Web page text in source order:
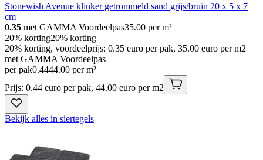
Stonewish Avenue klinker getrommeld sand grijs/bruin 20 x 5 x 7
cm
0.35 met GAMMA Voordeelpas35.00 per m²
20% korting20% korting
20% korting, voordeelprijs: 0.35 euro per pak, 35.00 euro per m2
met GAMMA Voordeelpas
per pak0.4444.00 per m²
Prijs: 0.44 euro per pak, 44.00 euro per m2
Bekijk alles in siertegels